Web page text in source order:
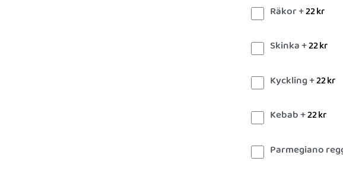
Räkor +22kr
Skinka +22kr
Kyckling +22kr
Kebab +22kr
Parmegiano